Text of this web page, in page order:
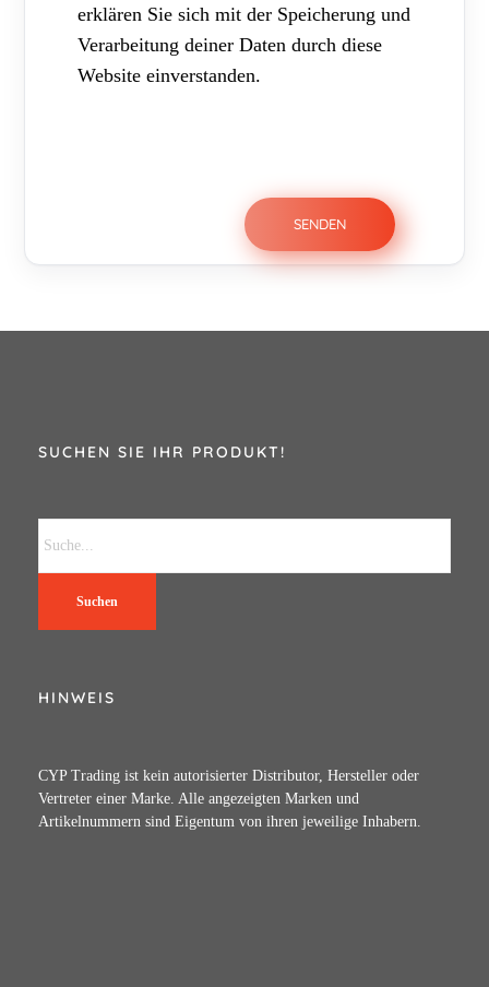
erklären Sie sich mit der Speicherung und
Verarbeitung deiner Daten durch diese
Website einverstanden.
SUCHEN SIE IHR PRODUKT!
Suchen
HINWEIS
CYP Trading ist kein autorisierter Distributor, Hersteller oder
Vertreter einer Marke. Alle angezeigten Marken und
Artikelnummern sind Eigentum von ihren jeweilige Inhabern.